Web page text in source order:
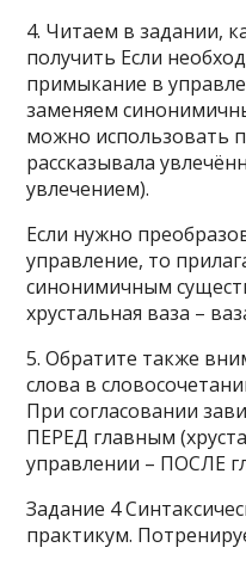
4. Читаем в задании,
получить Если
примыкание в
заменяем
можно использовать
рассказывала
увлечением).
Если нужно
управление, то
синонимичным
хрустальная ваза –
5. Обратите также
слова в
При согласовании
ПЕРЕД главным
управлении – ПОСЛЕ
Задание 4
практикум.